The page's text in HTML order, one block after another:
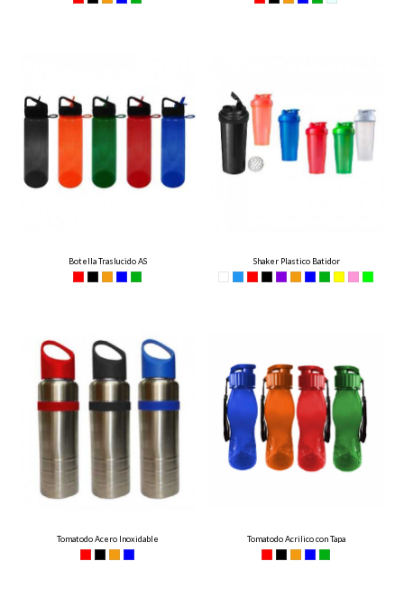
Botella Traslucido AS Shaker Plastico Batidor
Tomatodo Acero Inoxidable Tomatodo Acrilico con Tapa